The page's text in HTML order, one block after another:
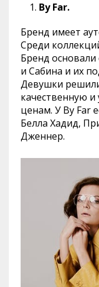
By Far.
Бренд имеет
Среди
Бренд
и Сабина и их
Девушки
качественную
ценам. У By Far
Белла Хадид,
Дженнер.